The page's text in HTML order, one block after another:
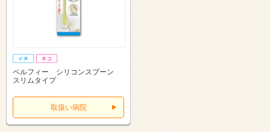
ペルフィー シリコンスプーン
スリムタイプ
取扱い病院